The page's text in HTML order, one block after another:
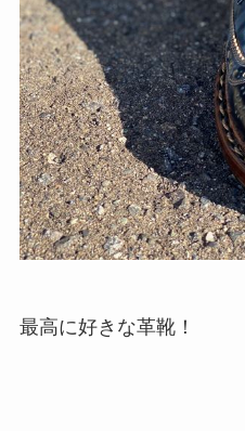
最高に好きな革靴！